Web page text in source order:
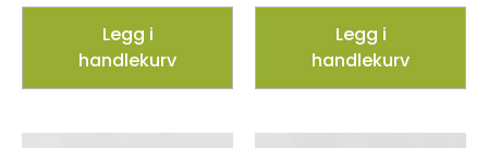
Legg i
handlekurv
Legg i
handlekurv